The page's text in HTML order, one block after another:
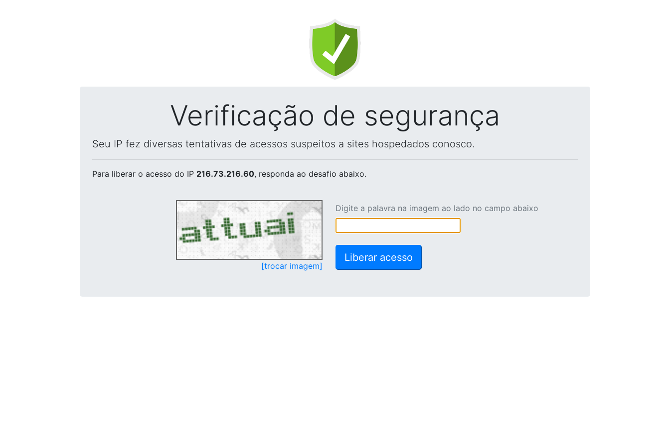
Verificação de segurança
Seu IP fez diversas tentativas de acessos suspeitos a sites hospedados conosco.
Para liberar o acesso do IP 216.73.216.60, responda ao desafio abaixo.
[trocar imagem]
Digite a palavra na imagem ao lado no campo abaixo